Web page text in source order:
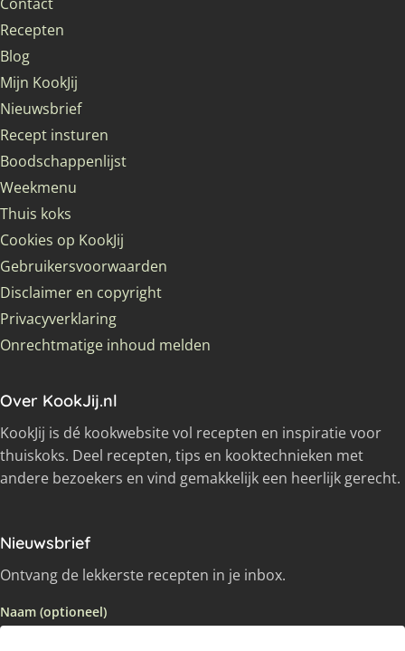
Recepten
Blog
Mijn KookJij
Nieuwsbrief
Recept insturen
Boodschappenlijst
Weekmenu
Thuis koks
Cookies op KookJij
Gebruikersvoorwaarden
Disclaimer en copyright
Privacyverklaring
Onrechtmatige inhoud melden
Over KookJij.nl
KookJij is dé kookwebsite vol recepten en inspiratie voor
thuiskoks. Deel recepten, tips en kooktechnieken met
andere bezoekers en vind gemakkelijk een heerlijk gerecht.
Nieuwsbrief
Ontvang de lekkerste recepten in je inbox.
Naam (optioneel)